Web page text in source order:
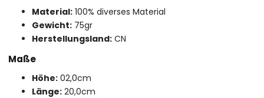
Material: 100% diverses Material
Gewicht: 75gr
Herstellungsland: CN
Maße
Höhe: 02,0cm
Länge: 20,0cm